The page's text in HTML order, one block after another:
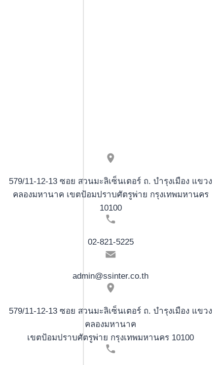
579/11-12-13 ซอย สวนมะลิเซ็นเตอร์ ถ. บำรุงเมือง แขวง
คลองมหานาค เขตป้อมปราบศัตรูพ่าย กรุงเทพมหานคร
10100
02-821-5225
admin@ssinter.co.th
579/11-12-13 ซอย สวนมะลิเซ็นเตอร์ ถ. บำรุงเมือง แขวง
คลองมหานาค
เขตป้อมปราบศัตรูพ่าย กรุงเทพมหานคร 10100